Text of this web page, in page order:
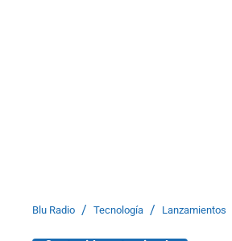
Blu Radio / Tecnología / Lanzamientos